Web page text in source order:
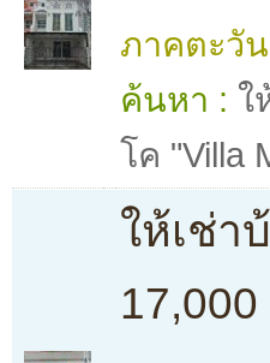
ภาคตะวั
ค้นหา : ใ
โค "Villa
ให้เช่า